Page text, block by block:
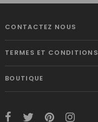
CONTACTEZ NOUS
TERMES ET CONDITIONS
BOUTIQUE